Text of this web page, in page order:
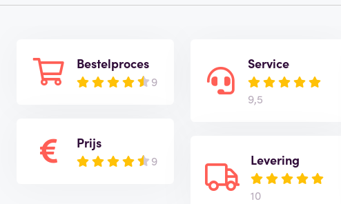
Bestelproces
9
Prijs
9
Service
9,5
Levering
10